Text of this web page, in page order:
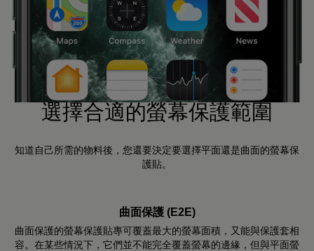
選擇合適的螢幕保護範圍
知道自己所需的物料後，您還要決定要選擇平面還是曲面的螢幕保
護貼。
曲面保護 (E2E)
曲面保護的螢幕保護貼專可覆蓋最大的螢幕面積，又能與保護套相
容。在某些情況下，它們並不能完全覆蓋螢幕的邊緣，但與平面螢